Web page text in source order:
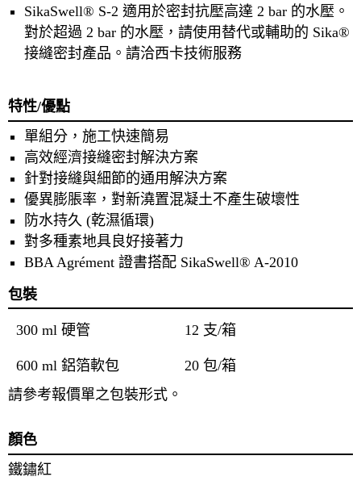
SikaSwell® S-2 適用於密封抗壓高達 2 bar 的水壓。
對於超過 2 bar 的水壓，請使用替代或輔助的 Sika®
接縫密封產品。請洽西卡技術服務
特性/優點
單組分，施工快速簡易
高效經濟接縫密封解決方案
針對接縫與細節的通用解決方案
優異膨脹率，對新澆置混凝土不產生破壞性
防水持久 (乾濕循環)
對多種素地具良好接著力
BBA Agrément 證書搭配 SikaSwell® A-2010
包裝
300 ml 硬管 12 支/箱
600 ml 鋁箔軟包
20 包/箱
請參考報價單之包裝形式。
顏色
鐵鏽紅